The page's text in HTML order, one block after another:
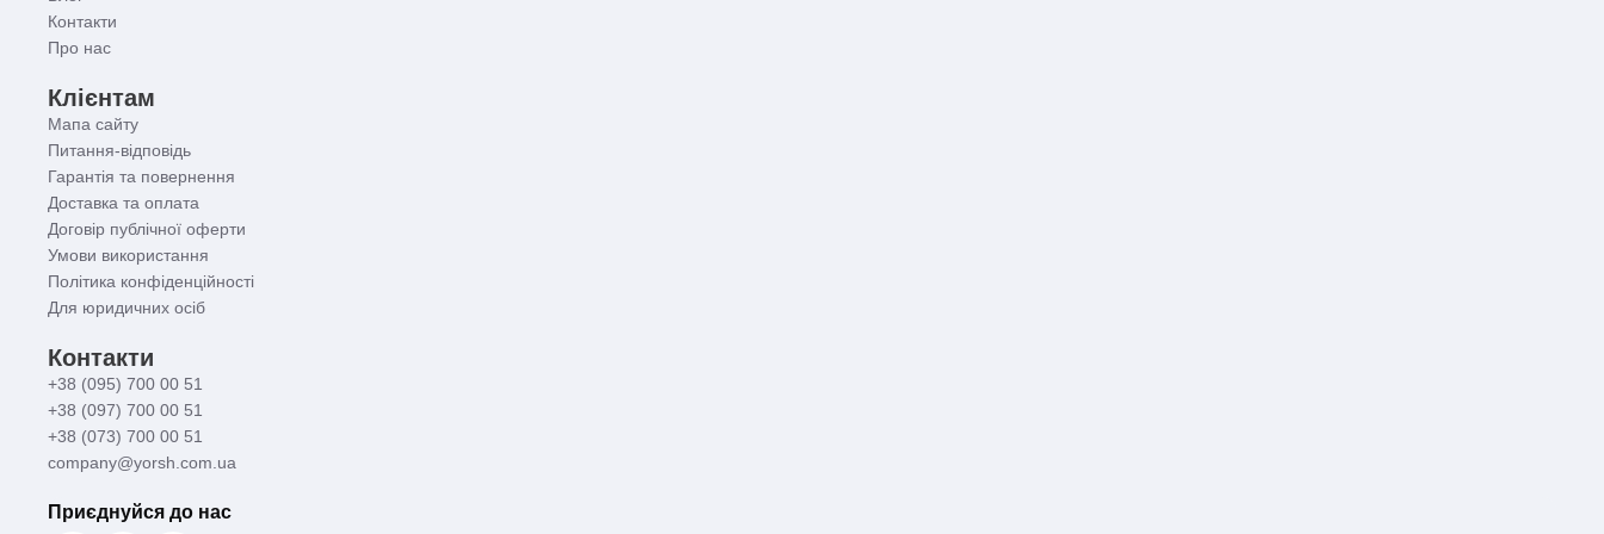
Контакти
Про нас
Клієнтам
Мапа сайту
Питання-відповідь
Гарантія та повернення
Доставка та оплата
Договір публічної оферти
Умови використання
Політика конфіденційності
Для юридичних осіб
Контакти
+38 (095) 700 00 51
+38 (097) 700 00 51
+38 (073) 700 00 51
company@yorsh.com.ua
Приєднуйся до нас